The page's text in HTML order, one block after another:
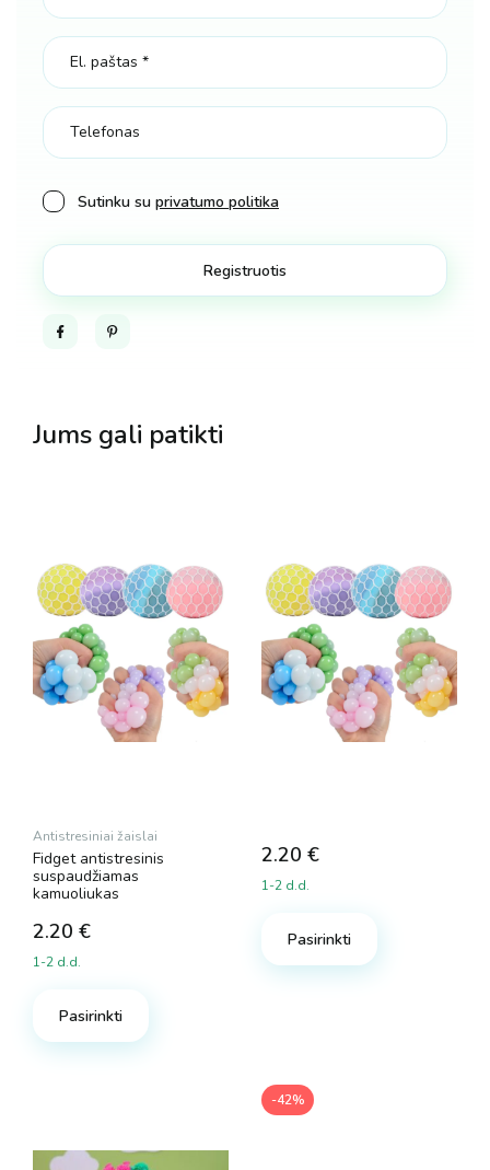
Sutinku su privatumo politika
FacebookPinterest
Jums gali patikti
Antistresiniai žaislai
Fidget antistresinis
suspaudžiamas
kamuoliukas
2.20 €
1-2 d.d.
Pasirinkti
2.20 €
1-2 d.d.
Pasirinkti
-42%